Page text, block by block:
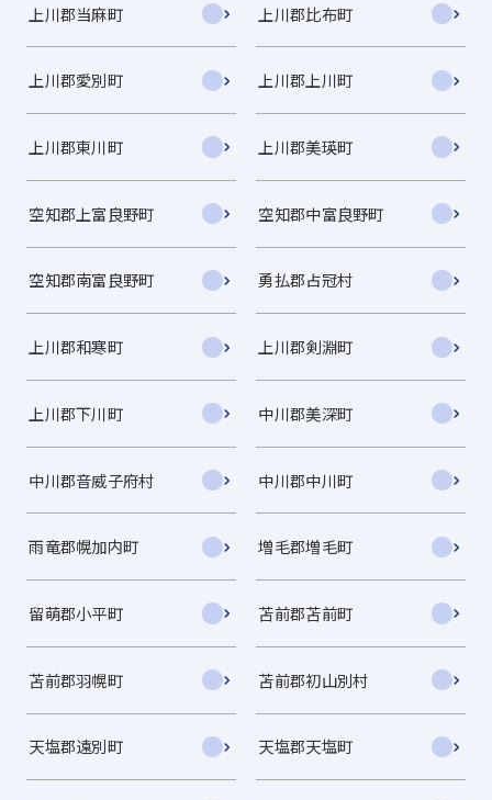
上川郡当麻町 上川郡比布町
上川郡愛別町 上川郡上川町
上川郡東川町 上川郡美瑛町
空知郡上富良野町 空知郡中富良野町
空知郡南富良野町 勇払郡占冠村
上川郡和寒町 上川郡剣淵町
上川郡下川町 中川郡美深町
中川郡音威子府村 中川郡中川町
雨竜郡幌加内町 増毛郡増毛町
留萌郡小平町 苫前郡苫前町
苫前郡羽幌町 苫前郡初山別村
天塩郡遠別町 天塩郡天塩町